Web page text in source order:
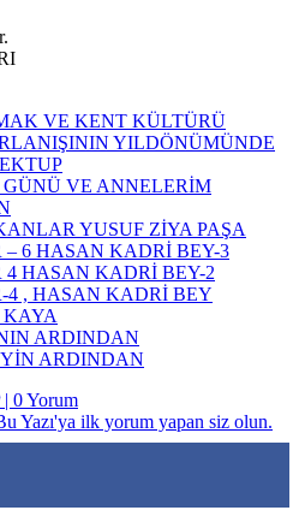
VE KENT KÜLTÜRÜ
YILDÖNÜMÜNDE
VE ANNELERİM
YUSUF ZİYA PAŞA
6 HASAN KADRİ BEY-3
HASAN KADRİ BEY-2
4 , HASAN KADRİ BEY
ARDINDAN
ARDINDAN
0 Yorum
Yazı'ya ilk yorum yapan siz olun.